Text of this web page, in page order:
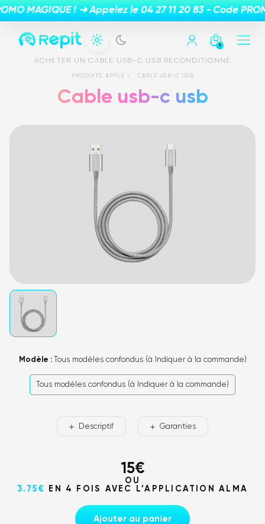
0
ACHETER UN CABLE USB-C USB RECONDITIONNÉ
PRODUITS APPLE CABLE USB-C USB
Cable usb-c usb
Modèle : Tous modèles confondus (à Indiquer à la commande)
Tous modèles confondus (à Indiquer à la commande)
Descriptif Garanties
15€
OU
3.75€
EN 4 FOIS AVEC L’APPLICATION ALMA
Ajouter au panier